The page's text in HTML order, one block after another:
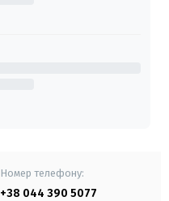
Номер телефону:
+38 044 390 5077